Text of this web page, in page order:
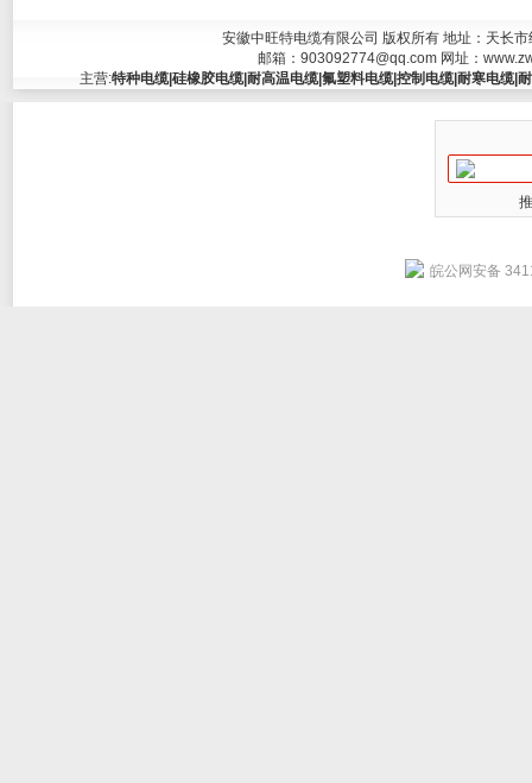
安徽中旺特电缆有限公司 版权所有 地址：天长
邮箱： 903092774@qq.com网址：
主营:特种电缆|硅橡胶电缆|耐高温电缆|氟塑料电缆|控制电缆|耐寒电缆|
皖公网安备